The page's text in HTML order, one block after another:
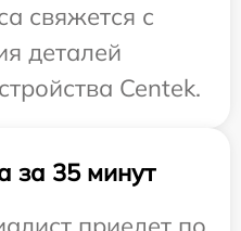
свяжется с
деталей
Centek.
за 35 минут